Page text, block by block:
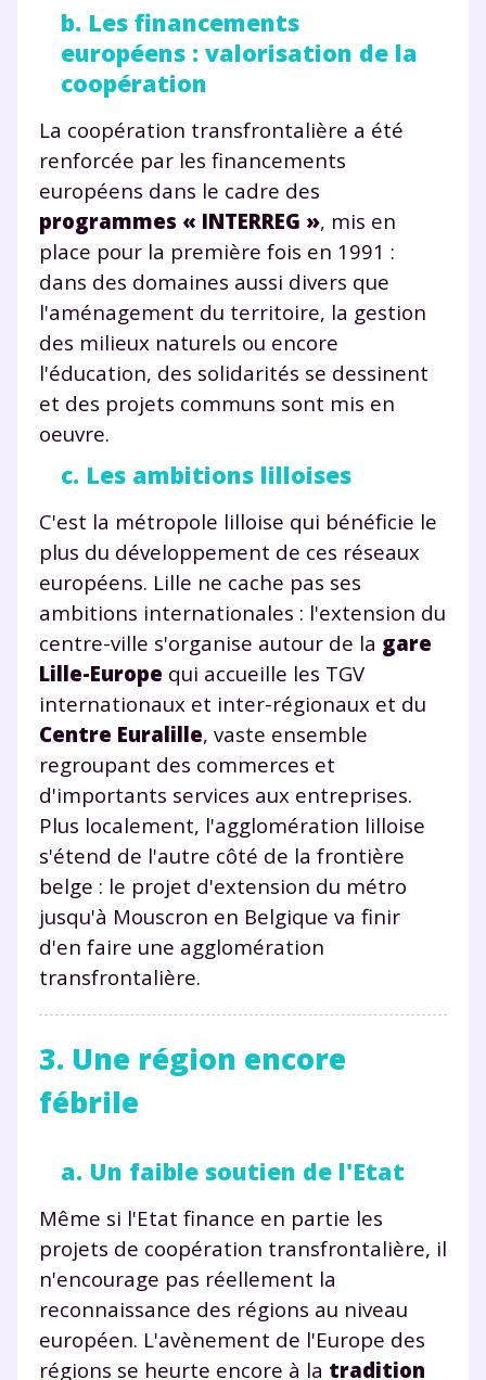
b. Les financements
européens : valorisation de la
coopération
La coopération transfrontalière a été
renforcée par les financements
européens dans le cadre des
programmes « INTERREG », mis en
place pour la première fois en 1991 :
dans des domaines aussi divers que
l'aménagement du territoire, la gestion
des milieux naturels ou encore
l'éducation, des solidarités se dessinent
et des projets communs sont mis en
oeuvre.
c. Les ambitions lilloises
C'est la métropole lilloise qui bénéficie le
plus du développement de ces réseaux
européens. Lille ne cache pas ses
ambitions internationales : l'extension du
centre-ville s'organise autour de la gare
Lille-Europe qui accueille les TGV
internationaux et inter-régionaux et du
Centre Euralille, vaste ensemble
regroupant des commerces et
d'importants services aux entreprises.
Plus localement, l'agglomération lilloise
s'étend de l'autre côté de la frontière
belge : le projet d'extension du métro
jusqu'à Mouscron en Belgique va finir
d'en faire une agglomération
transfrontalière.
3. Une région encore
fébrile
a. Un faible soutien de l'Etat
Même si l'Etat finance en partie les
projets de coopération transfrontalière, il
n'encourage pas réellement la
reconnaissance des régions au niveau
européen. L'avènement de l'Europe des
régions se heurte encore à la tradition
Envie de progresser
et de réussir votre
année scolaire ?